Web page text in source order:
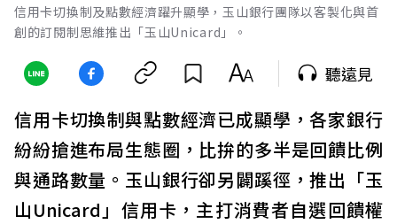
信用卡切換制及點數經濟躍升顯學，玉山銀行團隊以客製化與首
創的訂閱制思維推出「玉山Unicard」。
聽遠見
信用卡切換制與點數經濟已成顯學，各家銀行
紛紛搶進布局生態圈，比拚的多半是回饋比例
與通路數量。玉山銀行卻另闢蹊徑，推出「玉
山Unicard」信用卡，主打消費者自選回饋權